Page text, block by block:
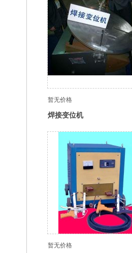
暂无价格
焊接变位机
暂无价格